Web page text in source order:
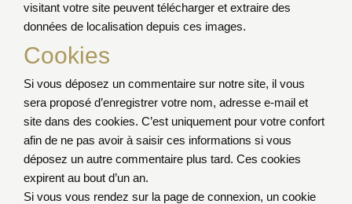
visitant votre site peuvent télécharger et extraire des
données de localisation depuis ces images.
Cookies
Si vous déposez un commentaire sur notre site, il vous
sera proposé d’enregistrer votre nom, adresse e-mail et
site dans des cookies. C’est uniquement pour votre confort
afin de ne pas avoir à saisir ces informations si vous
déposez un autre commentaire plus tard. Ces cookies
expirent au bout d’un an.
Si vous vous rendez sur la page de connexion, un cookie